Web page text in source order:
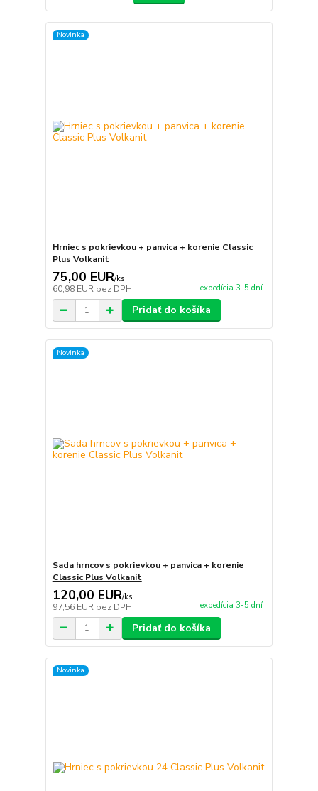
Novinka
Hrniec s pokrievkou + panvica + korenie Classic
Plus Volkanit
75,00 EUR/ks
60,98 EUR bez DPH expedícia 3-5 dní
Pridať do košíka
Novinka
Sada hrncov s pokrievkou + panvica + korenie
Classic Plus Volkanit
120,00 EUR/ks
97,56 EUR bez DPH expedícia 3-5 dní
Pridať do košíka
Novinka